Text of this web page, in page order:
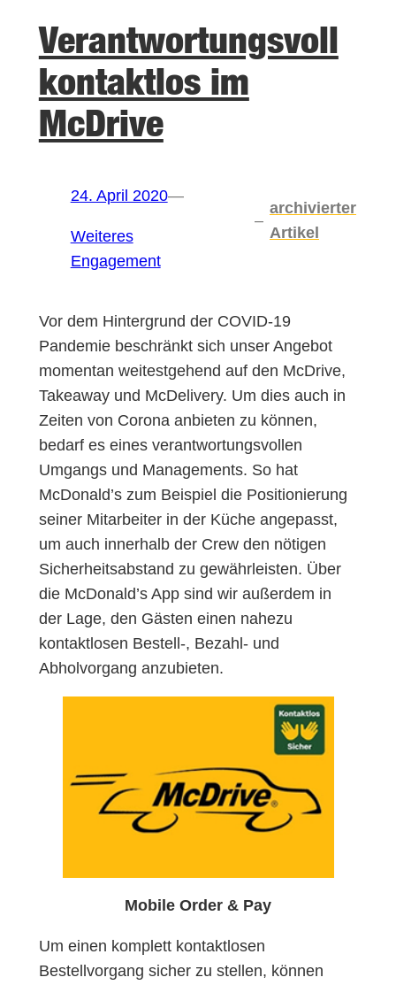
Verantwortungsvoll
kontaktlos im
McDrive
24. April 2020—
Weiteres
Engagement
–
archivierter
Artikel
Vor dem Hintergrund der COVID-19
Pandemie beschränkt sich unser Angebot
momentan weitestgehend auf den McDrive,
Takeaway und McDelivery. Um dies auch in
Zeiten von Corona anbieten zu können,
bedarf es eines verantwortungsvollen
Umgangs und Managements. So hat
McDonald’s zum Beispiel die Positionierung
seiner Mitarbeiter in der Küche angepasst,
um auch innerhalb der Crew den nötigen
Sicherheitsabstand zu gewährleisten. Über
die McDonald’s App sind wir außerdem in
der Lage, den Gästen einen nahezu
kontaktlosen Bestell-, Bezahl- und
Abholvorgang anzubieten.
Mobile Order & Pay
Um einen komplett kontaktlosen
Bestellvorgang sicher zu stellen, können